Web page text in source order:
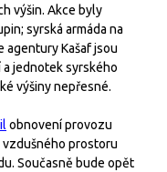
výšin. Akce byly
syrská armáda na
agentury Kašaf jsou
jednotek syrského
výšiny nepřesné.
obnovení provozu
prostoru
Současně bude opět